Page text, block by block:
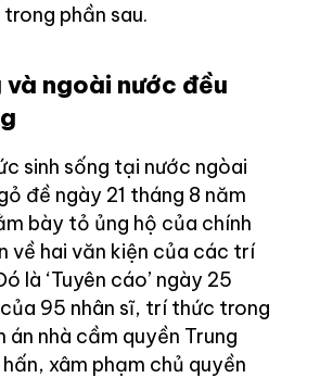
phần sau.
ngoài nước đều
sinh sống tại nước ngòai
đề ngày 21 tháng 8 năm
bày tỏ ủng hộ của chính
về hai văn kiện của các trí
là ‘Tuyên cáo’ ngày 25
95 nhân sĩ, trí thức trong
nhà cầm quyền Trung
xâm phạm chủ quyền